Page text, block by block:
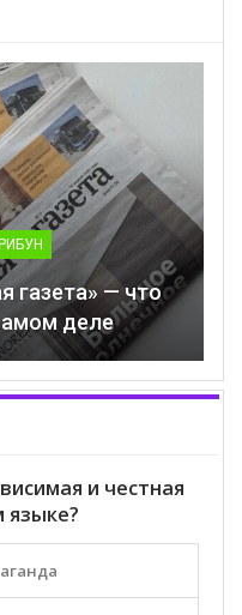
газета» — что
деле
и честная
языке?